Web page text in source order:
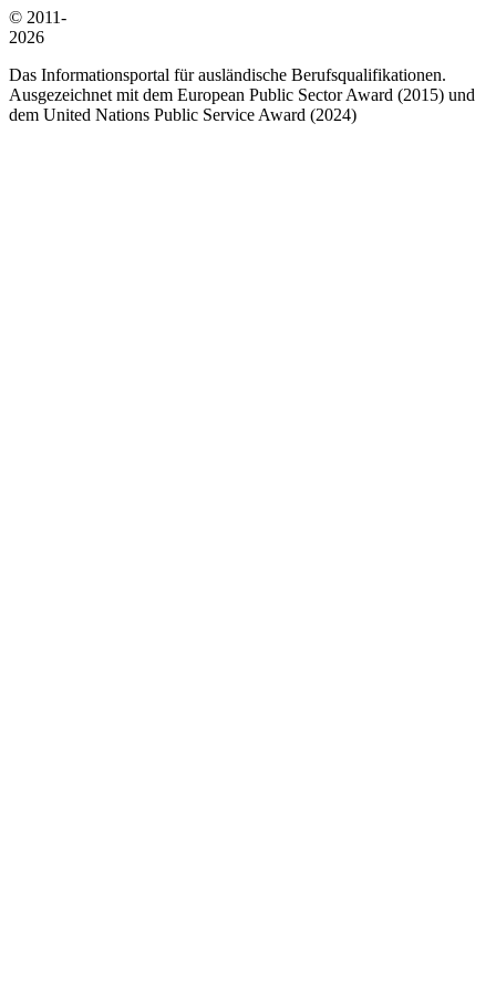
© 2011-
2026
Das Informationsportal für ausländische Berufsqualifikationen.
Ausgezeichnet mit dem European Public Sector Award (2015) und
dem United Nations Public Service Award (2024)